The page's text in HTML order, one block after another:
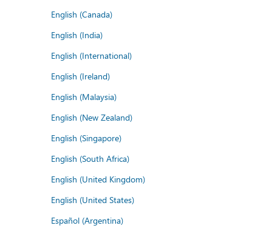
English (Canada)
English (India)
English (International)
English (Ireland)
English (Malaysia)
English (New Zealand)
English (Singapore)
English (South Africa)
English (United Kingdom)
English (United States)
Español (Argentina)